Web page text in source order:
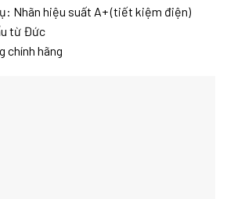
Nhãn hiệu suất A+ (tiết kiệm điện)
từ Đức
chính hãng